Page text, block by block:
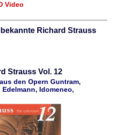
Video
Richard Strauss
Strauss Vol. 12
den Opern Guntram,
Idomeneo,